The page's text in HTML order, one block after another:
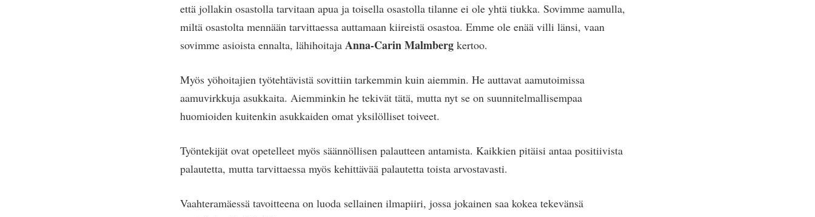
että jollakin osastolla tarvitaan apua ja toisella osastolla tilanne ei ole yhtä tiukka. Sovimme aamulla,
miltä osastolta mennään tarvittaessa auttamaan kiireistä osastoa. Emme ole enää villi länsi, vaan
sovimme asioista ennalta, lähihoitaja Anna-Carin Malmberg kertoo.
Myös yöhoitajien työtehtävistä sovittiin tarkemmin kuin aiemmin. He auttavat aamutoimissa
aamuvirkkuja asukkaita. Aiemminkin he tekivät tätä, mutta nyt se on suunnitelmallisempaa
huomioiden kuitenkin asukkaiden omat yksilölliset toiveet.
Työntekijät ovat opetelleet myös säännöllisen palautteen antamista. Kaikkien pitäisi antaa positiivista
palautetta, mutta tarvittaessa myös kehittävää palautetta toista arvostavasti.
Vaahteramäessä tavoitteena on luoda sellainen ilmapiiri, jossa jokainen saa kokea tekevänsä